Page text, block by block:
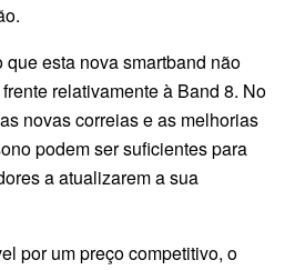
esta nova smartband não
relativamente à Band 8. No
novas correias e as melhorias
podem ser suficientes para
a atualizarem a sua
por um preço competitivo, o